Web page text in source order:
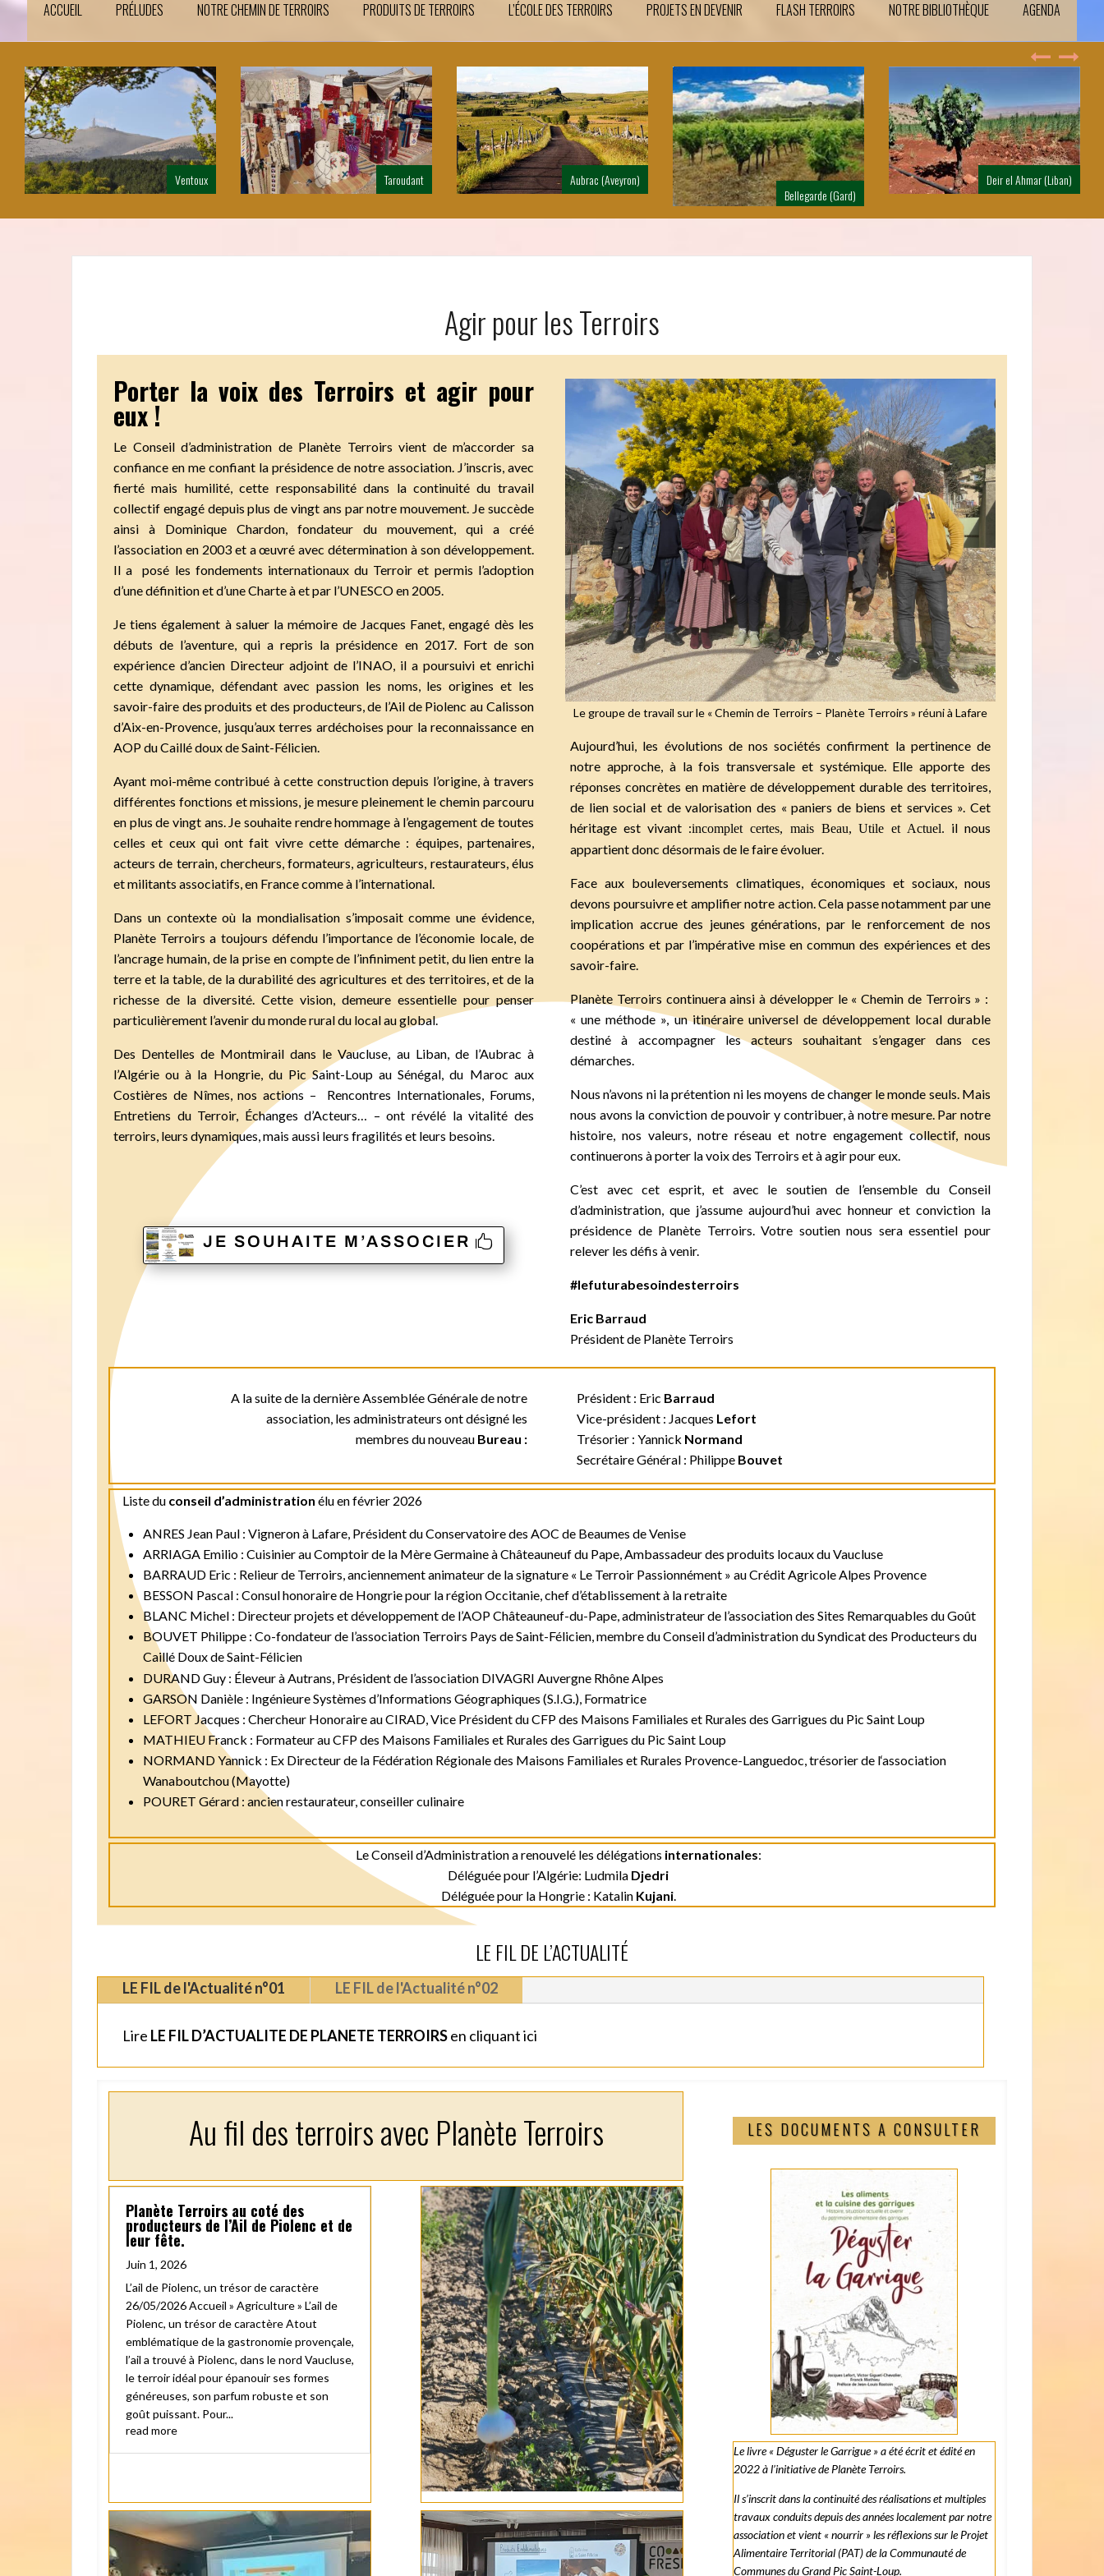
ACCUEIL PRÉLUDES NOTRE CHEMIN DE TERROIRS PRODUITS DE TERROIRS L’ÉCOLE DES TERROIRS PROJETS EN DEVENIR FLASH TERROIRS NOTRE BIBLIOTHÈQUE AGENDA
Taroudant
Aubrac (Aveyron)
Bellegarde (Gard)
Deir el Ahmar (Liban) Dentelles de Montmirail (Vaucluse)
Agir pour les Terroirs
Porter la voix des Terroirs et agir pour
eux !
Le Conseil d’administration de Planète Terroirs vient de m’accorder sa
confiance en me confiant la présidence de notre association. J’inscris, avec
fierté mais humilité, cette responsabilité dans la continuité du travail
collectif engagé depuis plus de vingt ans par notre mouvement. Je succède
ainsi à Dominique Chardon, fondateur du mouvement, qui a créé
l’association en 2003 et a œuvré avec détermination à son développement.
Il a posé les fondements internationaux du Terroir et permis l’adoption
d’une définition et d’une Charte à et par l’UNESCO en 2005.
Je tiens également à saluer la mémoire de Jacques Fanet, engagé dès les
débuts de l’aventure, qui a repris la présidence en 2017. Fort de son
expérience d’ancien Directeur adjoint de l’INAO, il a poursuivi et enrichi
cette dynamique, défendant avec passion les noms, les origines et les
savoir-faire des produits et des producteurs, de l’Ail de Piolenc au Calisson
d’Aix-en-Provence, jusqu’aux terres ardéchoises pour la reconnaissance en
AOP du Caillé doux de Saint-Félicien.
Ayant moi-même contribué à cette construction depuis l’origine, à travers
différentes fonctions et missions, je mesure pleinement le chemin parcouru
en plus de vingt ans. Je souhaite rendre hommage à l’engagement de toutes
celles et ceux qui ont fait vivre cette démarche : équipes, partenaires,
acteurs de terrain, chercheurs, formateurs, agriculteurs, restaurateurs, élus
et militants associatifs, en France comme à l’international.
Dans un contexte où la mondialisation s’imposait comme une évidence,
Planète Terroirs a toujours défendu l’importance de l’économie locale, de
l’ancrage humain, de la prise en compte de l’infiniment petit, du lien entre la
terre et la table, de la durabilité des agricultures et des territoires, et de la
richesse de la diversité. Cette vision, demeure essentielle pour penser
particulièrement l’avenir du monde rural du local au global.
Des Dentelles de Montmirail dans le Vaucluse, au Liban, de l’Aubrac à
l’Algérie ou à la Hongrie, du Pic Saint-Loup au Sénégal, du Maroc aux
Costières de Nîmes, nos actions – Rencontres Internationales, Forums,
Entretiens du Terroir, Échanges d’Acteurs… – ont révélé la vitalité des
terroirs, leurs dynamiques, mais aussi leurs fragilités et leurs besoins.
JE SOUHAITE M’ASSOCIER
Le groupe de travail sur le « Chemin de Terroirs – Planète Terroirs » réuni à Lafare
Aujourd’hui, les évolutions de nos sociétés confirment la pertinence de
notre approche, à la fois transversale et systémique. Elle apporte des
réponses concrètes en matière de développement durable des territoires,
de lien social et de valorisation des « paniers de biens et services ». Cet
héritage est vivant :incomplet certes, mais Beau, Utile et Actuel. il nous
appartient donc désormais de le faire évoluer.
Face aux bouleversements climatiques, économiques et sociaux, nous
devons poursuivre et amplifier notre action. Cela passe notamment par une
implication accrue des jeunes générations, par le renforcement de nos
coopérations et par l’impérative mise en commun des expériences et des
savoir-faire.
Planète Terroirs continuera ainsi à développer le « Chemin de Terroirs » :
« une méthode », un itinéraire universel de développement local durable
destiné à accompagner les acteurs souhaitant s’engager dans ces
démarches.
Nous n’avons ni la prétention ni les moyens de changer le monde seuls. Mais
nous avons la conviction de pouvoir y contribuer, à notre mesure. Par notre
histoire, nos valeurs, notre réseau et notre engagement collectif, nous
continuerons à porter la voix des Terroirs et à agir pour eux.
C’est avec cet esprit, et avec le soutien de l’ensemble du Conseil
d’administration, que j’assume aujourd’hui avec honneur et conviction la
présidence de Planète Terroirs. Votre soutien nous sera essentiel pour
relever les défis à venir.
#lefuturabesoindesterroirs
Eric Barraud
Président de Planète Terroirs
A la suite de la dernière Assemblée Générale de notre
association, les administrateurs ont désigné les
membres du nouveau Bureau :
Président : Eric Barraud
Vice-président : Jacques Lefort
Trésorier : Yannick Normand
Secrétaire Général : Philippe Bouvet
Liste du conseil d’administration élu en février 2026
ANRES Jean Paul : Vigneron à Lafare, Président du Conservatoire des AOC de Beaumes de Venise
ARRIAGA Emilio : Cuisinier au Comptoir de la Mère Germaine à Châteauneuf du Pape, Ambassadeur des produits locaux du Vaucluse
BARRAUD Eric : Relieur de Terroirs, anciennement animateur de la signature « Le Terroir Passionnément » au Crédit Agricole Alpes Provence
BESSON Pascal : Consul honoraire de Hongrie pour la région Occitanie, chef d’établissement à la retraite
BLANC Michel : Directeur projets et développement de l’AOP Châteauneuf-du-Pape, administrateur de l’association des Sites Remarquables du Goût
BOUVET Philippe : Co-fondateur de l’association Terroirs Pays de Saint-Félicien, membre du Conseil d’administration du Syndicat des Producteurs du
Caillé Doux de Saint-Félicien
DURAND Guy : Éleveur à Autrans, Président de l’association DIVAGRI Auvergne Rhône Alpes
GARSON Danièle : Ingénieure Systèmes d’Informations Géographiques (S.I.G.), Formatrice
LEFORT Jacques : Chercheur Honoraire au CIRAD, Vice Président du CFP des Maisons Familiales et Rurales des Garrigues du Pic Saint Loup
MATHIEU Franck : Formateur au CFP des Maisons Familiales et Rurales des Garrigues du Pic Saint Loup
NORMAND Yannick : Ex Directeur de la Fédération Régionale des Maisons Familiales et Rurales Provence-Languedoc, trésorier de l‘association
Wanaboutchou (Mayotte)
POURET Gérard : ancien restaurateur, conseiller culinaire
Le Conseil d’Administration a renouvelé les délégations internationales:
Déléguée pour l’Algérie: Ludmila Djedri
Déléguée pour la Hongrie : Katalin Kujani.
LE FIL DE L’ACTUALITÉ
LE FIL de l'Actualité n°01 LE FIL de l'Actualité n°02
Lire LE FIL D’ACTUALITE DE PLANETE TERROIRSen cliquant ici
Au fil des terroirs avec Planète Terroirs
Planète Terroirs au coté des
producteurs de l’Ail de Piolenc et de
leur fête.
Juin 1, 2026
L’ail de Piolenc, un trésor de caractère
26/05/2026 Accueil » Agriculture » L’ail de
Piolenc, un trésor de caractère Atout
emblématique de la gastronomie provençale,
l’ail a trouvé à Piolenc, dans le nord Vaucluse,
le terroir idéal pour épanouir ses formes
généreuses, son parfum robuste et son
goût puissant. Pour...
read more
LES DOCUMENTS A CONSULTER
Le livre « Déguster le Garrigue » a été écrit et édité en
2022 à l’initiative de Planète Terroirs.
Il s’inscrit dans la continuité des réalisations et multiples
travaux conduits depuis des années localement par notre
association et vient « nourrir » les réflexions sur le Projet
Alimentaire Territorial (PAT) de la Communauté de
Communes du Grand Pic Saint-Loup.